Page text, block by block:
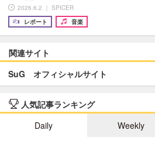
2026.6.2 ｜ SPICER
レポート
音楽
関連サイト
SuG オフィシャルサイト
人気記事ランキング
Daily
Weekly